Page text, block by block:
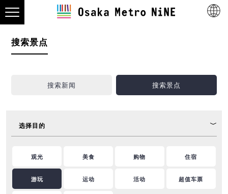
搜索景点
搜索新闻 搜索景点
选择目的
观光 美食 购物 住宿
游玩 运动 活动 超值车票